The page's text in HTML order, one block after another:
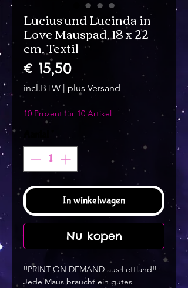
Lucius und Lucinda in
Love Mauspad, 18 x 22
cm, Textil
€ 15,50Prijs
incl.BTW | plus Versand
10 Prozent für 10 Artikel
In winkelwagen
Nu kopen
‼️PRINT ON DEMAND aus Lettland‼️
Jede Maus braucht ein gutes